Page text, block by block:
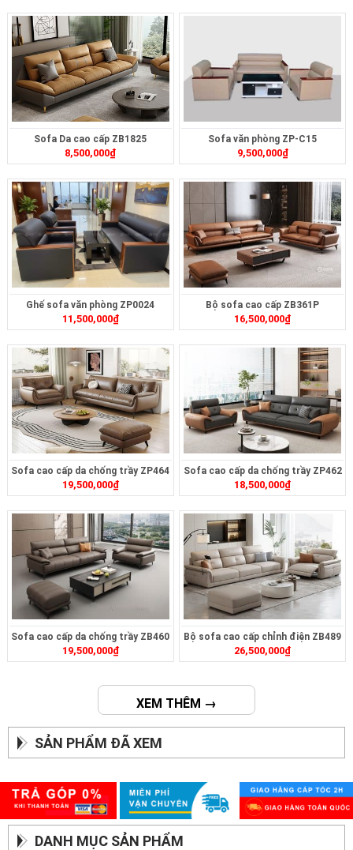
Sofa Da cao cấp ZB1825
8,500,000₫
Sofa văn phòng ZP-C15
9,500,000₫
Ghế sofa văn phòng ZP0024
11,500,000₫
Bộ sofa cao cấp ZB361P
16,500,000₫
Sofa cao cấp da chống trầy ZP464
19,500,000₫
Sofa cao cấp da chống trầy ZP462
18,500,000₫
Sofa cao cấp da chống trầy ZB460
19,500,000₫
Bộ sofa cao cấp chỉnh điện ZB489
26,500,000₫
XEM THÊM →
SẢN PHẨM ĐÃ XEM
DANH MỤC SẢN PHẨM